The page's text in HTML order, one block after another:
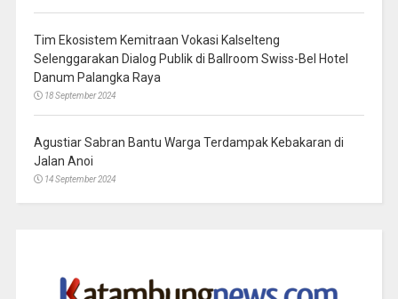
Tim Ekosistem Kemitraan Vokasi Kalselteng
Selenggarakan Dialog Publik di Ballroom Swiss-Bel Hotel
Danum Palangka Raya
18 September 2024
Agustiar Sabran Bantu Warga Terdampak Kebakaran di
Jalan Anoi
14 September 2024